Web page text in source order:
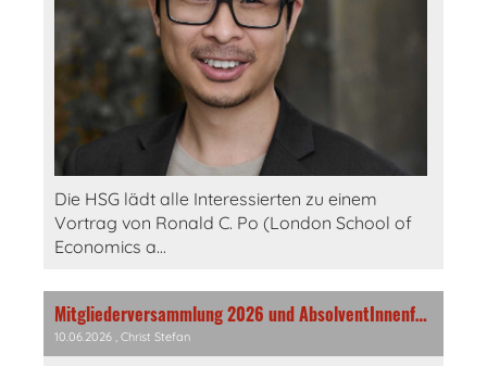
Die HSG lädt alle Interessierten zu einem
Vortrag von Ronald C. Po (London School of
Economics a...
Mitgliederversammlung 2026 und AbsolventInnenfeier
10.06.2026 , Christ Stefan